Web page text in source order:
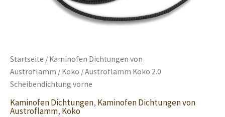
Startseite / Kaminofen Dichtungen von
Austroflamm / Koko / Austroflamm Koko 2.0
Scheibendichtung vorne
Kaminofen Dichtungen, Kaminofen Dichtungen von
Austroflamm, Koko